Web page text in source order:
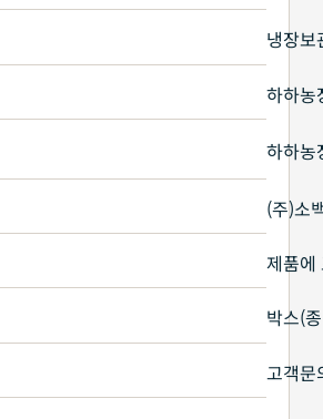
냉장보
하하농
하하농
(주)소
제품에
박스(
고객